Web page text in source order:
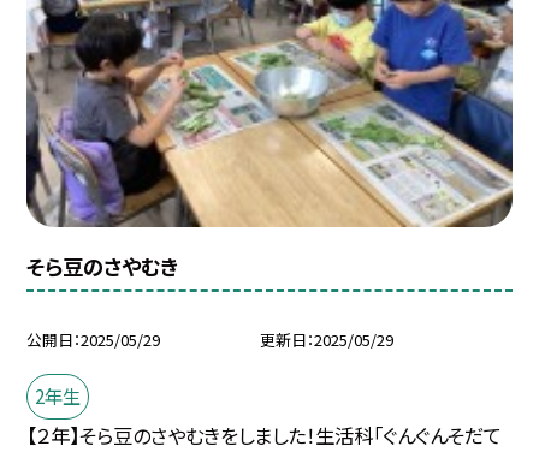
そら豆のさやむき
公開日 2025/05/29 更新日 2025/05/29
2年生
【２年】そら豆のさやむきをしました！生活科「ぐんぐんそだて